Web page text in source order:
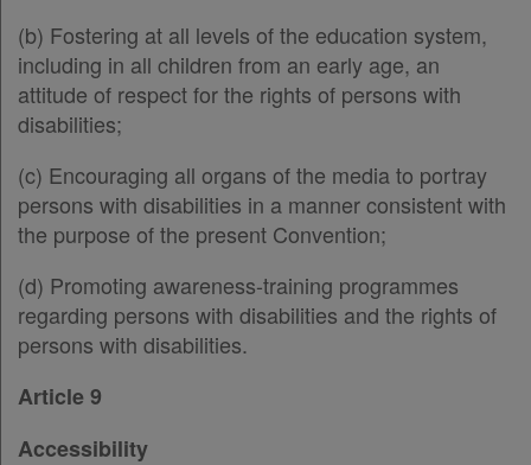
(b) Fostering at all levels of the education system,
including in all children from an early age, an
attitude of respect for the rights of persons with
disabilities;
(c) Encouraging all organs of the media to portray
persons with disabilities in a manner consistent with
the purpose of the present Convention;
(d) Promoting awareness-training programmes
regarding persons with disabilities and the rights of
persons with disabilities.
Article 9
Accessibility